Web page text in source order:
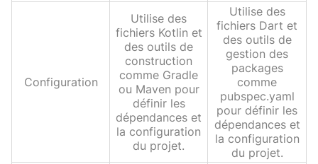
Configuration
Utilise des
fichiers Kotlin et
des outils de
construction
comme Gradle
ou Maven pour
définir les
dépendances et
la configuration
du projet.
Utilise des
fichiers Dart et
des outils de
gestion des
packages
comme
pubspec.yaml
pour définir les
dépendances et
la configuration
du projet.